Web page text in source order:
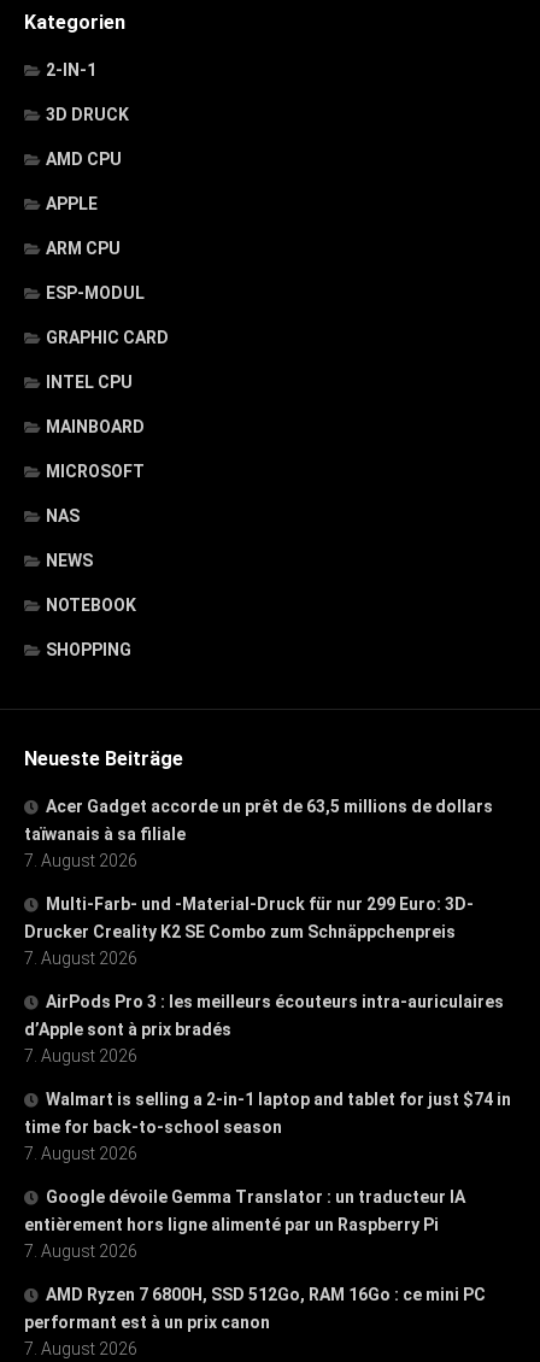
Kategorien
2-IN-1
3D DRUCK
AMD CPU
APPLE
ARM CPU
ESP-MODUL
GRAPHIC CARD
INTEL CPU
MAINBOARD
MICROSOFT
NAS
NEWS
NOTEBOOK
SHOPPING
Neueste Beiträge
Acer Gadget accorde un prêt de 63,5 millions de dollars
taïwanais à sa filiale
7. August 2026
Multi-Farb- und -Material-Druck für nur 299 Euro: 3D-
Drucker Creality K2 SE Combo zum Schnäppchenpreis
7. August 2026
AirPods Pro 3 : les meilleurs écouteurs intra-auriculaires
d’Apple sont à prix bradés
7. August 2026
Walmart is selling a 2-in-1 laptop and tablet for just $74 in
time for back-to-school season
7. August 2026
Google dévoile Gemma Translator : un traducteur IA
entièrement hors ligne alimenté par un Raspberry Pi
7. August 2026
AMD Ryzen 7 6800H, SSD 512Go, RAM 16Go : ce mini PC
performant est à un prix canon
7. August 2026